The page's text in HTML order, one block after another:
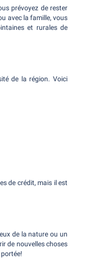
prévoyez de rester
avec la famille, vous
et rurales de
de la région. Voici
de crédit, mais il est
de la nature ou un
de nouvelles choses